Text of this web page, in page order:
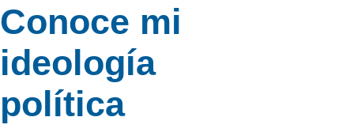
Conoce mi
ideología
política